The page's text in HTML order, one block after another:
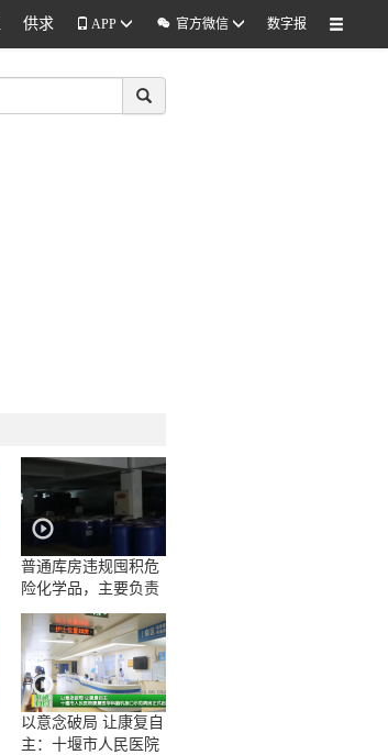
供求 APP  官方微信 数字报
普通库房违规囤积危
险化学品，主要负责
人一问三不知
以意念破局 让康复自
主：十堰市人民医院